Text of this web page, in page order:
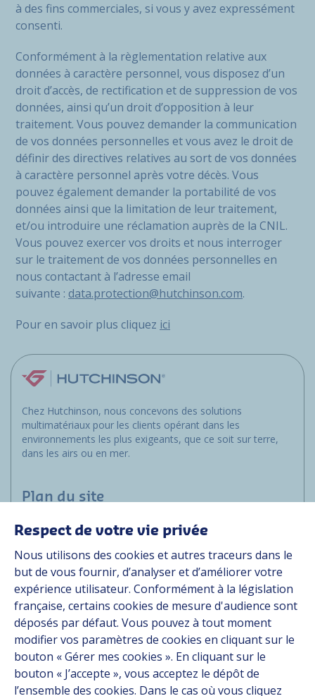
à des fins commerciales, si vous y avez expressément
consenti.
Conformément à la règlementation relative aux
données à caractère personnel, vous disposez d’un
droit d’accès, de rectification et de suppression de vos
données, ainsi qu’un droit d’opposition à leur
traitement. Vous pouvez demander la communication
de vos données personnelles et vous avez le droit de
définir des directives relatives au sort de vos données
à caractère personnel après votre décès. Vous
pouvez également demander la portabilité de vos
données ainsi que la limitation de leur traitement,
et/ou introduire une réclamation auprès de la CNIL.
Vous pouvez exercer vos droits et nous interroger
sur le traitement de vos données personnelles en
nous contactant à l’adresse email
suivante : data.protection@hutchinson.com.
Pour en savoir plus cliquez ici
Chez Hutchinson, nous concevons des solutions
multimatériaux pour les clients opérant dans les
environnements les plus exigeants, que ce soit sur terre,
dans les airs ou en mer.
Plan du site
Marchés
Solutions
Ressources
À propos
Carrière
Contact
Suivez-nous
Respect de votre vie privée
Nous utilisons des cookies et autres traceurs dans le
but de vous fournir, d’analyser et d’améliorer votre
expérience utilisateur. Conformément à la législation
française, certains cookies de mesure d'audience sont
déposés par défaut. Vous pouvez à tout moment
modifier vos paramètres de cookies en cliquant sur le
bouton « Gérer mes cookies ». En cliquant sur le
bouton « J’accepte », vous acceptez le dépôt de
l’ensemble des cookies. Dans le cas où vous cliquez